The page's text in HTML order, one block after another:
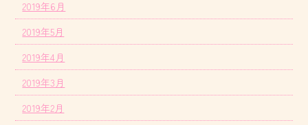
2019年6月
2019年5月
2019年4月
2019年3月
2019年2月